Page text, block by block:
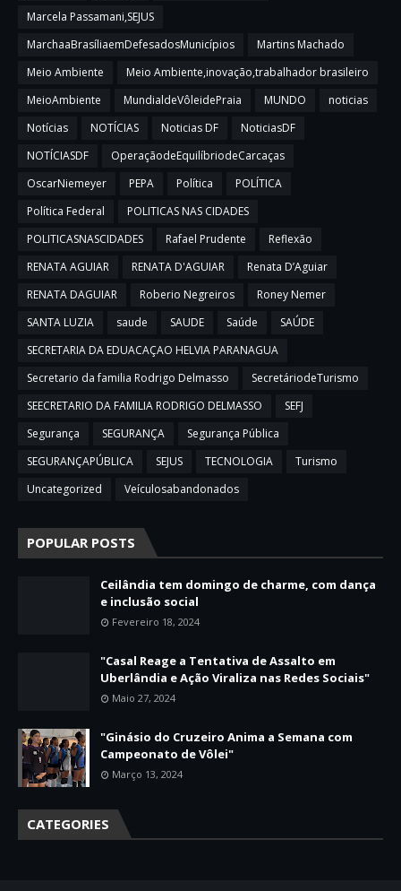
Marcela Passamani,SEJUS
MarchaaBrasíliaemDefesadosMunicípios
Martins Machado
Meio Ambiente
Meio Ambiente,inovação,trabalhador brasileiro
MeioAmbiente
MundialdeVôleidePraia MUNDO
noticias
Notícias
NOTÍCIAS Noticias DF
NoticiasDF
NOTÍCIASDF
OperaçãodeEquilíbriodeCarcaças
OscarNiemeyer
PEPA Política
POLÍTICA
Política Federal
POLITICAS NAS CIDADES
POLITICASNASCIDADES
Rafael Prudente
Reflexão
RENATA AGUIAR
RENATA D'AGUIAR
Renata D’Aguiar
RENATA DAGUIAR
Roberio Negreiros
Roney Nemer
SANTA LUZIA
saude SAUDE Saúde
SAÚDE
SECRETARIA DA EDUACAÇAO HELVIA PARANAGUA
Secretario da familia Rodrigo Delmasso
SecretáriodeTurismo
SEECRETARIO DA FAMILIA RODRIGO DELMASSO
SEFJ
Segurança
SEGURANÇA
Segurança Pública
SEGURANÇAPÚBLICA
SEJUS TECNOLOGIA
Turismo
Uncategorized
Veículosabandonados
POPULAR POSTS
Ceilândia tem domingo de charme, com dança
e inclusão social
Fevereiro 18, 2024
"Casal Reage a Tentativa de Assalto em
Uberlândia e Ação Viraliza nas Redes Sociais"
Maio 27, 2024
"Ginásio do Cruzeiro Anima a Semana com
Campeonato de Vôlei"
Março 13, 2024
CATEGORIES